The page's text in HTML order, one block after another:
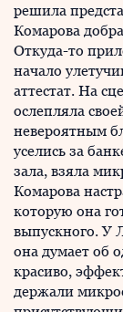
решила
Комарова
Откуда-то
начало
аттестат. На
ослепляла
невероятным
уселись за
зала, взяла
Комарова
которую она
выпускного. У
она думает об
красиво,
держали